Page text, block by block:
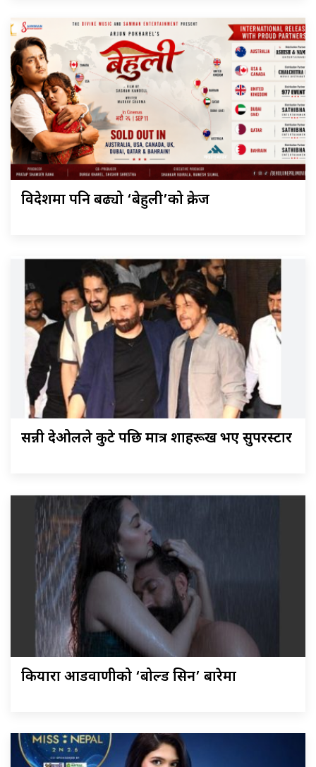
विदेशमा पनि बढ्यो ‘बेहुली’को क्रेज
सन्नी देओलले कुटे पछि मात्र शाहरूख भए सुपरस्टार
कियारा आडवाणीको ‘बोल्ड सिन’ बारेमा